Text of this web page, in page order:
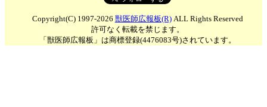
Copyright(C) 1997-2026 獣医師広報板(R)ALL Rights Reserved
許可なく転載を禁じます。
「獣医師広報板」は商標登録(4476083号)されています。